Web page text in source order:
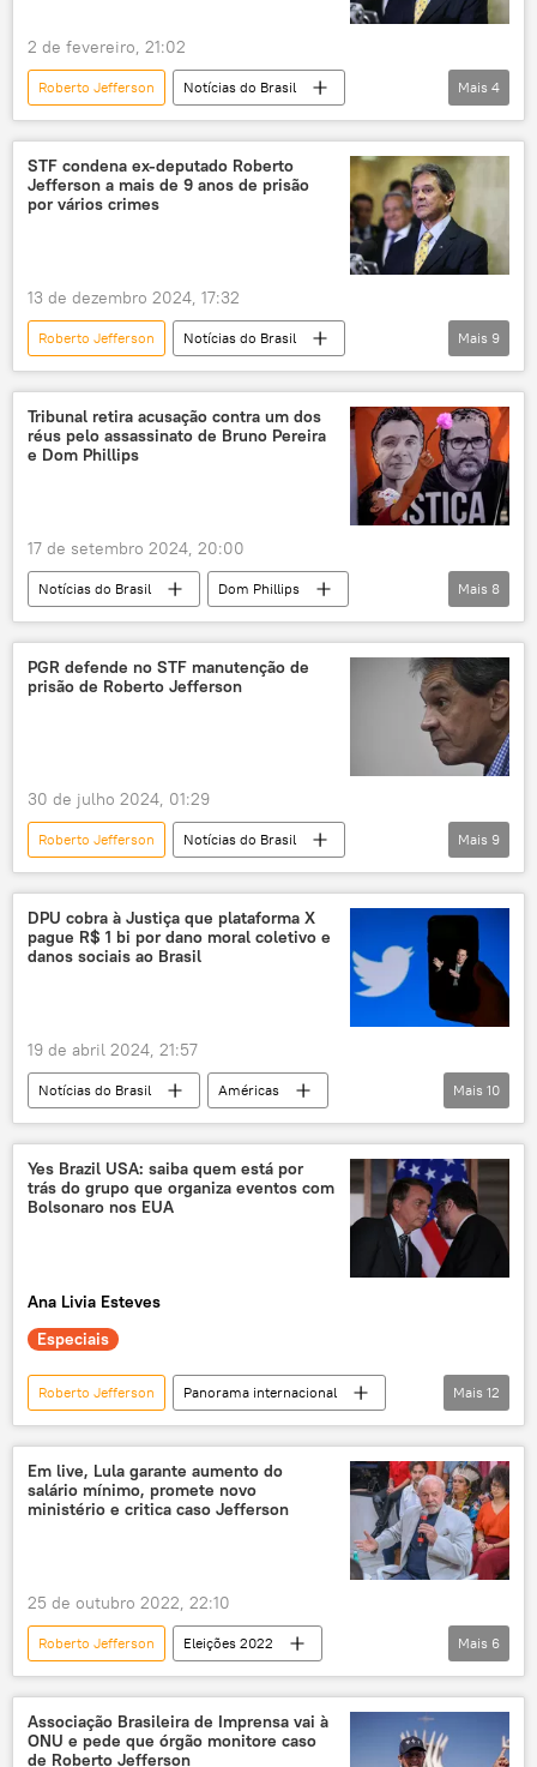
2 de fevereiro, 21:02
Roberto Jefferson
Notícias do Brasil
Alexandre de Moraes
RJ
Supremo Tribunal Federal (STF)
prisão domiciliar
Mais 4
STF condena ex-deputado Roberto
Jefferson a mais de 9 anos de prisão
por vários crimes
13 de dezembro 2024, 17:32
Roberto Jefferson
Notícias do Brasil
Alexandre de Moraes
Cármen Lúcia
Supremo Tribunal Federal (STF)
Procuradoria-Geral da República (PGR)
STF
Mais 9
Tribunal retira acusação contra um dos
réus pelo assassinato de Bruno Pereira
e Dom Phillips
17 de setembro 2024, 20:00
Notícias do Brasil
Dom Phillips
Amarildo
Brasília
Amazonas
Tribunal Regional Federal da 1ª Região
Sputnik
Amazônia
Mais 8
PGR defende no STF manutenção de
prisão de Roberto Jefferson
30 de julho 2024, 01:29
Roberto Jefferson
Notícias do Brasil
Américas
Alexandre de Moraes
Cármen Lúcia
Rio de Janeiro
Procuradoria-Geral da República (PGR)
Mais 9
DPU cobra à Justiça que plataforma X
pague R$ 1 bi por dano moral coletivo e
danos sociais ao Brasil
19 de abril 2024, 21:57
Notícias do Brasil
Américas
Elon Musk
Brasil
Estados Unidos
Justiça Federal
Câmara dos Deputados
defensoria
Justiça
Mais 10
Yes Brazil USA: saiba quem está por
trás do grupo que organiza eventos com
Bolsonaro nos EUA
Ana Livia Esteves
Especiais
Roberto Jefferson
Panorama internacional
exclusiva
Jair Bolsonaro
Departamento de Estado dos EUA
igreja neopentecostal
extrema direita
Brasil
Luiz Inácio Lula da Silva
Joe Biden
Mais 12
Em live, Lula garante aumento do
salário mínimo, promete novo
ministério e critica caso Jefferson
25 de outubro 2022, 22:10
Roberto Jefferson
Eleições 2022
Luiz Inácio Lula da Silva
PT
live
Economia
salário mínimo política
Mais 6
Associação Brasileira de Imprensa vai à
ONU e pede que órgão monitore caso
de Roberto Jefferson